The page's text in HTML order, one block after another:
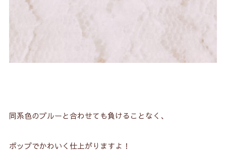
同系色のブルーと合わせても負けることなく、
ポップでかわいく仕上がりますよ！